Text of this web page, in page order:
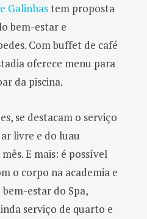
Galinhastem proposta
bem-estar e
Com buffet de café
oferece menu para
da piscina.
se destacam o serviço
livre e do luau
E mais: é possível
o corpo na academia e
estar do Spa,
serviço de quarto e